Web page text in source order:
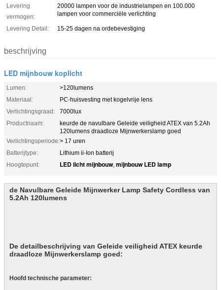
Levering
vermogen:
20000 lampen voor de industrielampen en 100.000
lampen voor commerciële verlichting
Levering Detail: 15-25 dagen na ordebevestiging
beschrijving
LED mijnbouw koplicht
Lumen:
>120lumens
Materiaal:
PC-huisvesting met kogelvrije lens
Verlichtingsgraad:
7000lux
Productnaam:
keurde de navulbare Geleide veiligheid ATEX van 5.2Ah
120lumens draadloze Mijnwerkerslamp goed
Verlichtingsperiode:> 17 uren
Batterijtype:
Lithium ii-Ion batterij
Hoogtepunt:
LED licht mijnbouw, mijnbouw LED lamp
de Navulbare Geleide Mijnwerker Lamp Safety Cordless van
5.2Ah 120lumens
De detailbeschrijving van Geleide veiligheid ATEX keurde
draadloze Mijnwerkerslamp goed:
Hoofd technische parameter: